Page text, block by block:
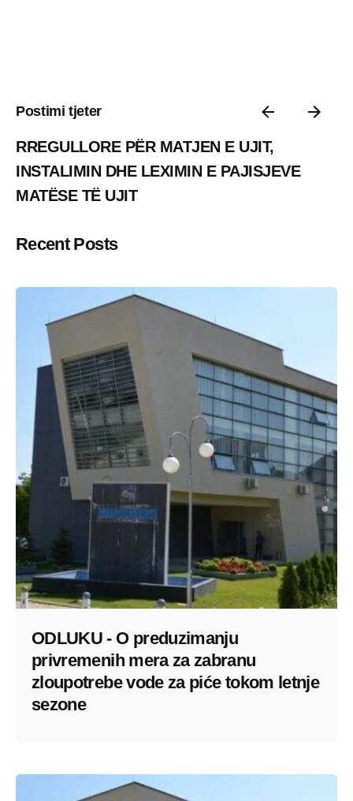
Postimi tjeter
RREGULLORE PËR MATJEN E UJIT,
INSTALIMIN DHE LEXIMIN E PAJISJEVE
MATËSE TË UJIT
Recent Posts
ODLUKU - O preduzimanju
privremenih mera za zabranu
zloupotrebe vode za piće tokom letnje
sezone